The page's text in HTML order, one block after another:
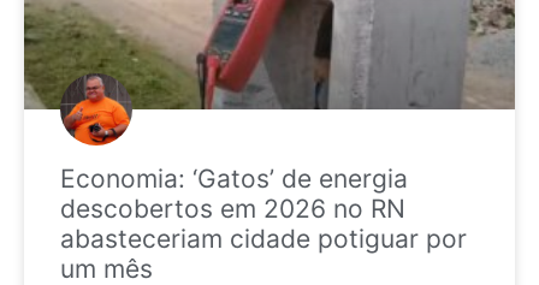
Economia: ‘Gatos’ de energia
descobertos em 2026 no RN
abasteceriam cidade potiguar por
um mês